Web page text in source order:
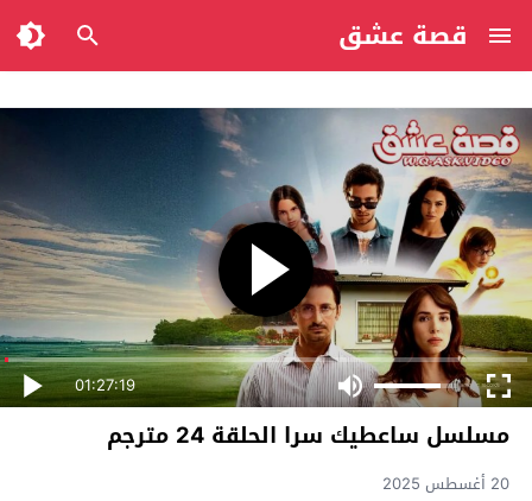
قصة عشق
01:27:19
مسلسل ساعطيك سرا الحلقة 24 مترجم
20 أغسطس 2025